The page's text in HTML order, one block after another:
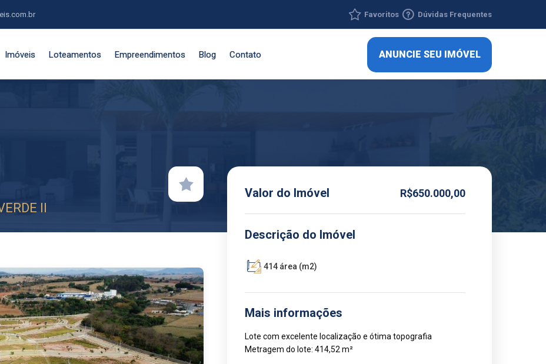
Favoritos Dúvidas Frequentes
Imóveis Loteamentos Empreendimentos Blog Contato ANUNCIE SEU IMÓVEL
II
Valor do Imóvel R$650.000,00
Descrição do Imóvel
414 área (m2)
Mais informações
Lote com excelente localização e ótima topografia
Metragem do lote: 414,52 m²